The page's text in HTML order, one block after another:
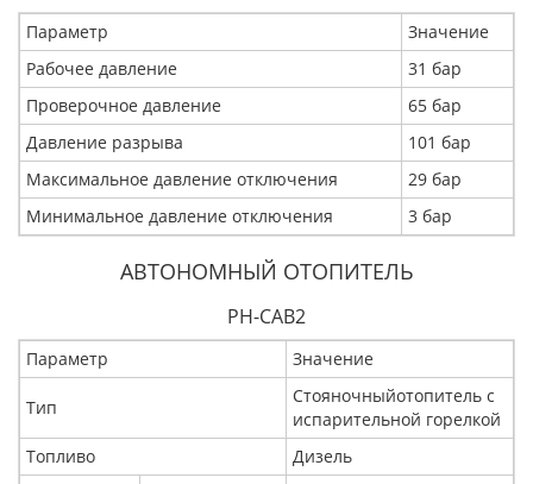
Параметр
Значение
Рабочее давление
31 бар
Проверочное давление
65 бар
Давление разрыва
101 бар
Максимальное давление отключения
29 бар
Минимальное давление отключения
3 бар
АВТОНОМНЫЙ ОТОПИТЕЛЬ
PH-CAB2
Параметр Значение
Тип
Стояночныйотопитель с
испарительной горелкой
Топливо
Дизель